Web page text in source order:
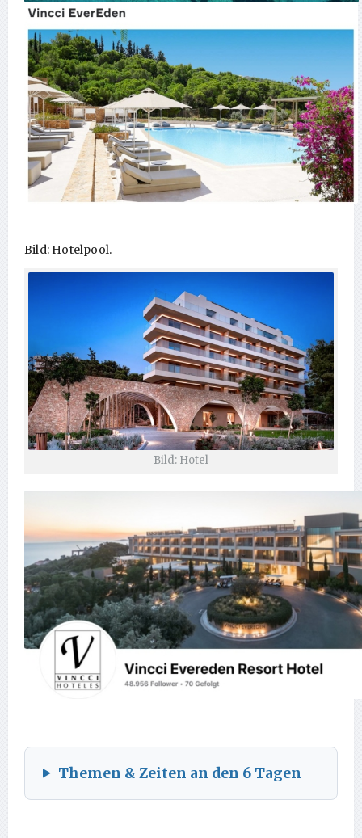
Bild: Hotelpool.
Bild: Hotel
Themen & Zeiten an den 6 Tagen